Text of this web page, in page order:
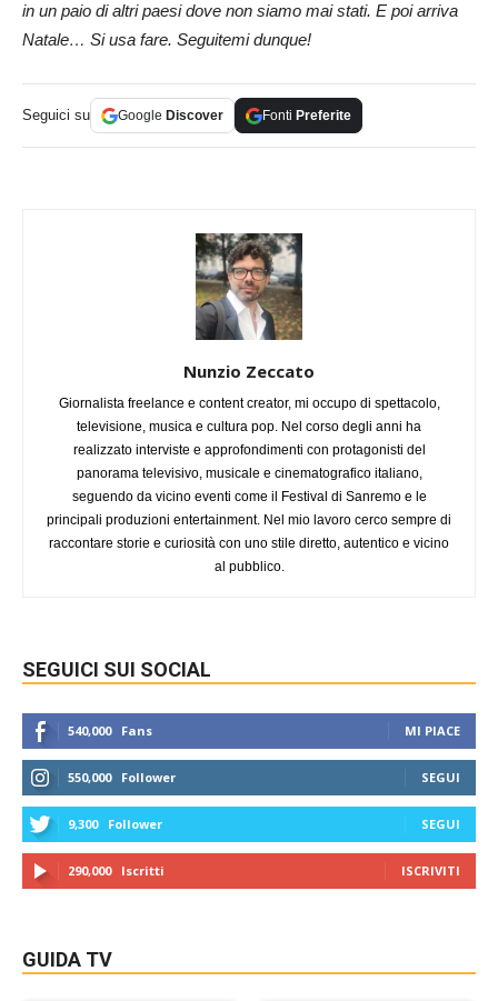
in un paio di altri paesi dove non siamo mai stati. E poi arriva
Natale… Si usa fare. Seguitemi dunque!
Seguici su Google Discover Fonti Preferite
Nunzio Zeccato
Giornalista freelance e content creator, mi occupo di spettacolo,
televisione, musica e cultura pop. Nel corso degli anni ha
realizzato interviste e approfondimenti con protagonisti del
panorama televisivo, musicale e cinematografico italiano,
seguendo da vicino eventi come il Festival di Sanremo e le
principali produzioni entertainment. Nel mio lavoro cerco sempre di
raccontare storie e curiosità con uno stile diretto, autentico e vicino
al pubblico.
SEGUICI SUI SOCIAL
540,000 Fans MI PIACE
550,000 Follower SEGUI
9,300 Follower SEGUI
290,000 Iscritti ISCRIVITI
GUIDA TV